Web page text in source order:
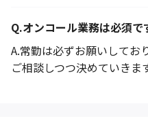
Q.オンコール業務は必須で
A.常勤は必ずお願いしてお
ご相談しつつ決めていきま